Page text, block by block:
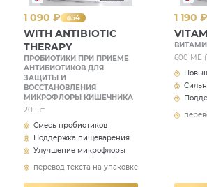
Условия хранения:
в сухом, недоступном для детей
температуре не выше 25
Свидетельство о государственной
№ RU.77.99.11.003.R.004529.12.21 от
Производитель:
«R-Pharm Germany GmbH», Германия
Strasse 35, 89257 Illertissen).
1 090 ₽ 54
WITH ANTIBIOTIC
THERAPY
ПРОБИОТИКИ ПРИ ПРИЕМЕ
АНТИБИОТИКОВ ДЛЯ
ЗАЩИТЫ И
ВОССТАНОВЛЕНИЯ
МИКРОФЛОРЫ КИШЕЧНИКА
20 шт
Смесь пробиотиков
Поддержка пищеварения
Улучшение микрофлоры
перевод текста на упаковке
1 190 ₽
600 МЕ